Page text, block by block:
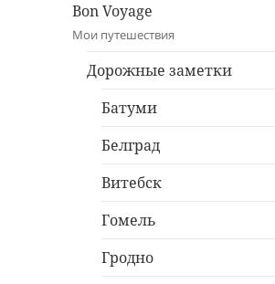
Bon Voyage
Мои путешествия
Дорожные заметки
Батуми
Белград
Витебск
Гомель
Гродно